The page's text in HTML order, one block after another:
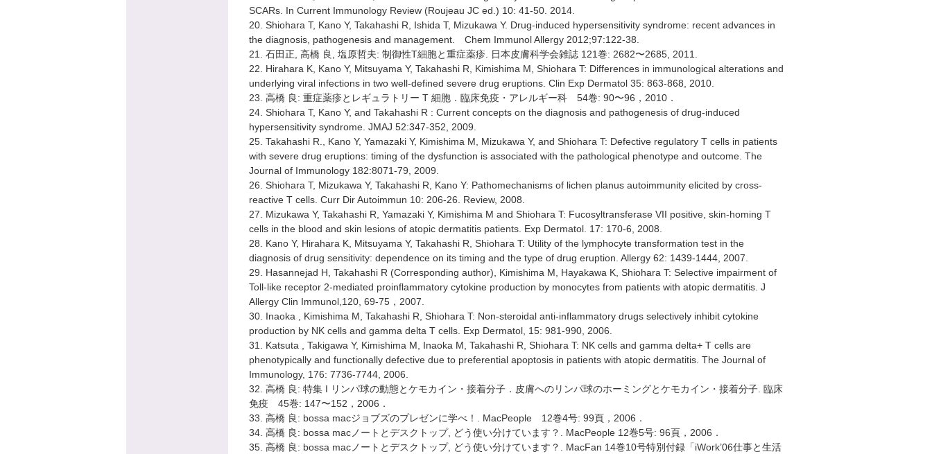
SCARs. In Current Immunology Review (Roujeau JC ed.) 10: 41-50. 2014.
20. Shiohara T, Kano Y, Takahashi R, Ishida T, Mizukawa Y. Drug-induced hypersensitivity syndrome: recent advances in
the diagnosis, pathogenesis and management. Chem Immunol Allergy 2012;97:122-38.
21. 石田正, 高橋 良, 塩原哲夫: 制御性T細胞と重症薬疹. 日本皮膚科学会雑誌 121巻: 2682〜2685, 2011.
22. Hirahara K, Kano Y, Mitsuyama Y, Takahashi R, Kimishima M, Shiohara T: Differences in immunological alterations and
underlying viral infections in two well-defined severe drug eruptions. Clin Exp Dermatol 35: 863-868, 2010.
23. 高橋 良: 重症薬疹とレギュラトリー T 細胞．臨床免疫・アレルギー科 54巻: 90〜96，2010．
24. Shiohara T, Kano Y, and Takahashi R : Current concepts on the diagnosis and pathogenesis of drug-induced
hypersensitivity syndrome. JMAJ 52:347-352, 2009.
25. Takahashi R., Kano Y, Yamazaki Y, Kimishima M, Mizukawa Y, and Shiohara T: Defective regulatory T cells in patients
with severe drug eruptions: timing of the dysfunction is associated with the pathological phenotype and outcome. The
Journal of Immunology 182:8071-79, 2009.
26. Shiohara T, Mizukawa Y, Takahashi R, Kano Y: Pathomechanisms of lichen planus autoimmunity elicited by cross-
reactive T cells. Curr Dir Autoimmun 10: 206-26. Review, 2008.
27. Mizukawa Y, Takahashi R, Yamazaki Y, Kimishima M and Shiohara T: Fucosyltransferase VII positive, skin-homing T
cells in the blood and skin lesions of atopic dermatitis patients. Exp Dermatol. 17: 170-6, 2008.
28. Kano Y, Hirahara K, Mitsuyama Y, Takahashi R, Shiohara T: Utility of the lymphocyte transformation test in the
diagnosis of drug sensitivity: dependence on its timing and the type of drug eruption. Allergy 62: 1439-1444, 2007.
29. Hasannejad H, Takahashi R (Corresponding author), Kimishima M, Hayakawa K, Shiohara T: Selective impairment of
Toll-like receptor 2-mediated proinflammatory cytokine production by monocytes from patients with atopic dermatitis. J
Allergy Clin Immunol,120, 69-75，2007.
30. Inaoka , Kimishima M, Takahashi R, Shiohara T: Non-steroidal anti-inflammatory drugs selectively inhibit cytokine
production by NK cells and gamma delta T cells. Exp Dermatol, 15: 981-990, 2006.
31. Katsuta , Takigawa Y, Kimishima M, Inaoka M, Takahashi R, Shiohara T: NK cells and gamma delta+ T cells are
phenotypically and functionally defective due to preferential apoptosis in patients with atopic dermatitis. The Journal of
Immunology, 176: 7736-7744, 2006.
32. 高橋 良: 特集 I リンパ球の動態とケモカイン・接着分子．皮膚へのリンパ球のホーミングとケモカイン・接着分子. 臨床
免疫 45巻: 147〜152，2006．
33. 高橋 良: bossa macジョブズのプレゼンに学べ！. MacPeople 12巻4号: 99頁，2006．
34. 高橋 良: bossa macノートとデスクトップ, どう使い分けています？. MacPeople 12巻5号: 96頁，2006．
35. 高橋 良: bossa macノートとデスクトップ, どう使い分けています？. MacFan 14巻10号特別付録「iWork’06仕事と生活